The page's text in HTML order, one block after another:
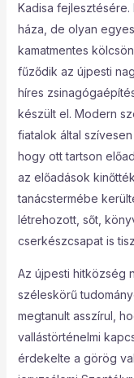
Kadisa
háza, de olyan
kamatmentes
fűződik az újpesti
híres
készült el. Modern
fiatalok által
hogy ott tartson
az előadások
tanácstermébe
létrehozott, sőt,
cserkészcsapat is
Az újpesti hitközség
széleskörű
megtanult asszírul,
vallástörténelmi
érdekelte a görög